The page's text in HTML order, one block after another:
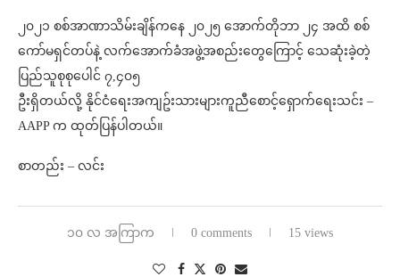
၂၀၂၁ စစ်အာဏာသိမ်းချိန်ကနေ ၂၀၂၅ အောက်တိုဘာ ၂၄ အထိ စစ်
ကော်မရှင်တပ်နဲ့ လက်အောက်ခံအဖွဲ့အစည်းတွေကြောင့် သေဆုံးခဲ့တဲ့
ပြည်သူစုစုပေါင် ၇,၄၀၅
ဦးရှိတယ်လို့ နိုင်ငံရေးအကျဥ်းသားများကူညီစောင့်ရှောက်ရေးသင်း –
AAPP က ထုတ်ပြန်ပါတယ်။
စာတည်း – လင်း
၁၀ လ အကြာက 0 comments 15 views